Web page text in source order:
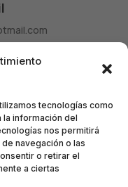
tecnologías como
la información del
nos permitirá
navegación o las
o retirar el
a ciertas